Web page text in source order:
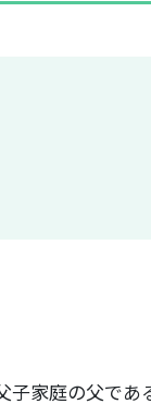
子家庭の父であ